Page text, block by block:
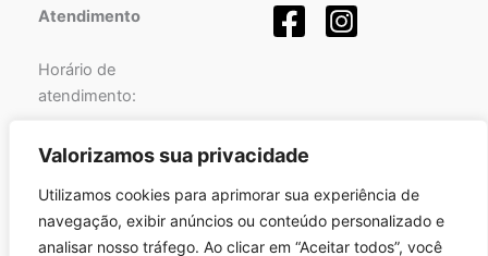
Valorizamos sua privacidade
Utilizamos cookies para aprimorar sua experiência de
navegação, exibir anúncios ou conteúdo personalizado e
analisar nosso tráfego. Ao clicar em “Aceitar todos”, você
Atendimento
Horário de
atendimento:
Segunda a Sexta-feira
das13hàs17h.